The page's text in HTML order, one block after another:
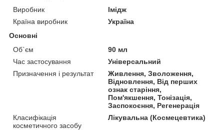
Виробник
Імідж
Країна виробник
Україна
Основні
Об`єм
90 мл
Час застосування
Універсальний
Призначення і результат
Живлення, Зволоження,
Відновлення, Від перших
ознак старіння,
Пом'якшення, Тонізація,
Заспокоєння, Регенерація
Класифікація
косметичного засобу
Лікувальна (Космецевтика)